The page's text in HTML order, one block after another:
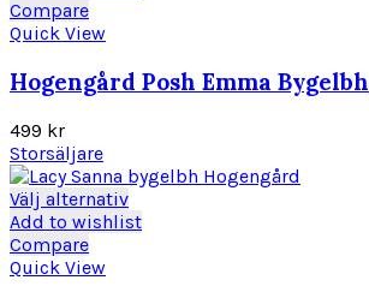
varianter.
kan
väljas
på
produktsidan
Compare
Quick View
Hogengård Posh Emma Bygelbh
499 kr
Storsäljare
Välj alternativDen
här
Add to wishlist
Compare
Quick View